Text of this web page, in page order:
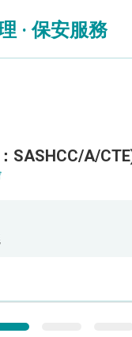
· 保安服務
SASHCC/A/